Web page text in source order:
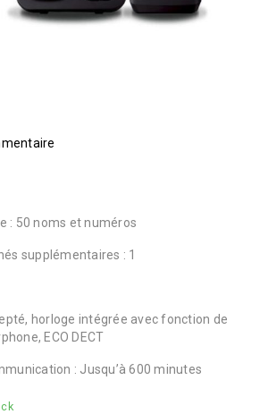
: 50 noms et numéros
supplémentaires : 1
horloge intégrée avec fonction de
ECO DECT
: Jusqu’à 600 minutes